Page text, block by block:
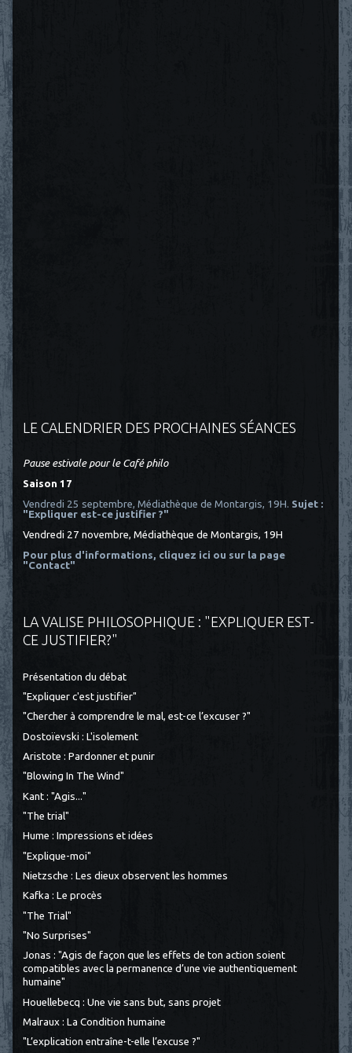
LE CALENDRIER DES PROCHAINES SÉANCES
Pause estivale pour le Café philo
Saison 17
Vendredi 25 septembre, Médiathèque de Montargis, 19H. Sujet :
"Expliquer est-ce justifier ?"
Vendredi 27 novembre, Médiathèque de Montargis, 19H
Pour plus d'informations, cliquez ici ou sur la page
"Contact"
LA VALISE PHILOSOPHIQUE : "EXPLIQUER EST-
CE JUSTIFIER?"
Présentation du débat
"Expliquer c'est justifier"
"Chercher à comprendre le mal, est-ce l’excuser ?"
Dostoïevski : L'isolement
Aristote : Pardonner et punir
"Blowing In The Wind"
Kant : "Agis..."
"The trial"
Hume : Impressions et idées
"Explique-moi"
Nietzsche : Les dieux observent les hommes
Kafka : Le procès
"The Trial"
"No Surprises"
Jonas : "Agis de façon que les effets de ton action soient
compatibles avec la permanence d’une vie authentiquement
humaine"
Houellebecq : Une vie sans but, sans projet
Malraux : La Condition humaine
"L’explication entraîne-t-elle l’excuse ?"